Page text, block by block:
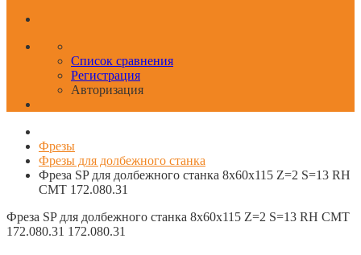
Список сравнения
Регистрация
Авторизация
Фрезы
Фрезы для долбежного станка
Фреза SP для долбежного станка 8x60x115 Z=2 S=13 RH
CMT 172.080.31
Фреза SP для долбежного станка 8x60x115 Z=2 S=13 RH CMT
172.080.31 172.080.31